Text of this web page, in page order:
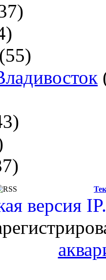
(55)
версия